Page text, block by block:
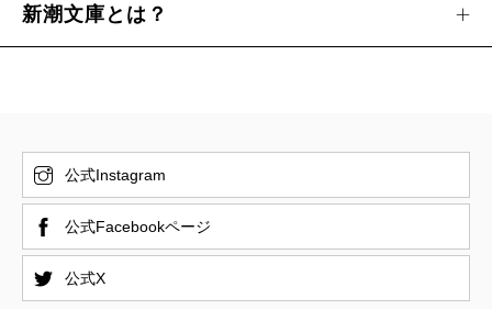
新潮文庫とは？
公式Instagram
公式Facebookページ
公式X